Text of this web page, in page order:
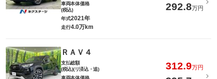
車両本体価格
(税込)
292.8万円
年式2021年
走行4.0万km
ＲＡＶ４
支払総額
(税込)(リ済込・追)
312.9万円
車両本体価格